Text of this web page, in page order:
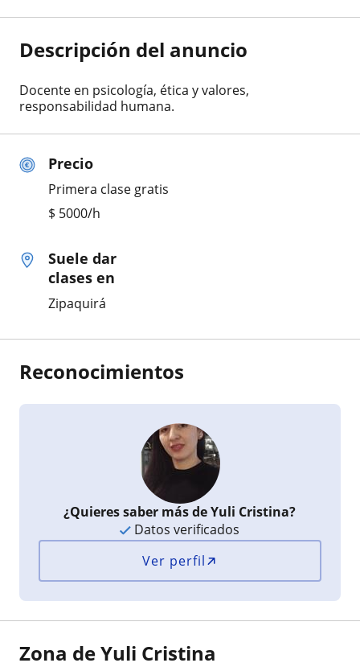
Precio
Primera clase gratis
$ 5000/h
Suele dar
clases en
Zipaquirá
Descripción del anuncio
Docente en psicología, ética y valores,
responsabilidad humana.
Reconocimientos
¿Quieres saber más de Yuli Cristina?
Datos verificados
Ver perfil
Zona de Yuli Cristina